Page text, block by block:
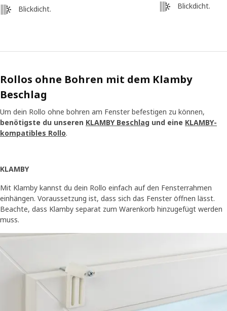
Blickdicht. Blickdicht.
Rollos ohne Bohren mit dem Klamby
Beschlag
Um dein Rollo ohne bohren am Fenster befestigen zu können,
benötigste du unseren KLAMBY Beschlag und eine KLAMBY-
kompatibles Rollo.
KLAMBY
Mit Klamby kannst du dein Rollo einfach auf den Fensterrahmen
einhängen. Voraussetzung ist, dass sich das Fenster öffnen lässt.
Beachte, dass Klamby separat zum Warenkorb hinzugefügt werden
muss.​